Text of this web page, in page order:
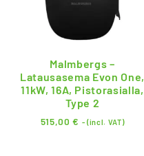
Malmbergs –
Latausasema Evon One,
11kW, 16A, Pistorasialla,
Type 2
515,00€ - (incl. VAT)